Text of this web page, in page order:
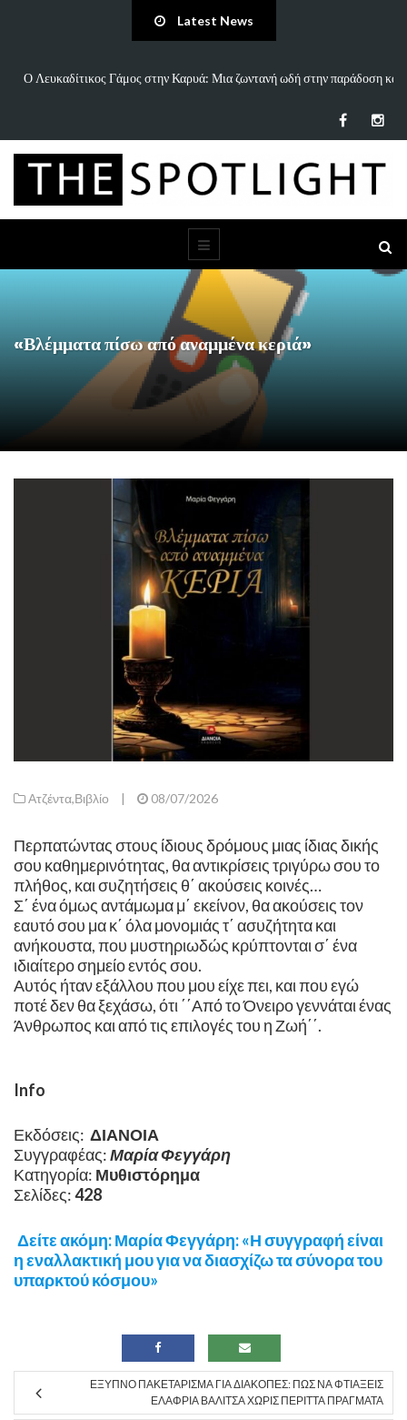
Latest News
«Άννα Είσαι Καλά;»: Το νέο τραγούδι του Δημήτρη Πανανάκη που σπάει
«Βλέμματα πίσω από αναμμένα κεριά»
Ατζέντα,Βιβλίο | 08/07/2026
Περπατώντας στους ίδιους δρόμους μιας ίδιας δικής
σου καθημερινότητας, θα αντικρίσεις τριγύρω σου το
πλήθος, και συζητήσεις θ΄ ακούσεις κοινές…
Σ΄ ένα όμως αντάμωμα μ΄ εκείνον, θα ακούσεις τον
εαυτό σου μα κ΄ όλα μονομιάς τ΄ ασυζήτητα και
ανήκουστα, που μυστηριωδώς κρύπτονται σ΄ ένα
ιδιαίτερο σημείο εντός σου.
Αυτός ήταν εξάλλου που μου είχε πει, και που εγώ
ποτέ δεν θα ξεχάσω, ότι ΄΄Από το Όνειρο γεννάται ένας
Άνθρωπος και από τις επιλογές του η Ζωή΄΄.
Info
Εκδόσεις: ΔΙΑΝΟΙΑ
Συγγραφέας:Μαρία Φεγγάρη
Κατηγορία: Μυθιστόρημα
Σελίδες:428
Δείτε ακόμη: Μαρία Φεγγάρη: «Η συγγραφή είναι
η εναλλακτική μου για να διασχίζω τα σύνορα του
υπαρκτού κόσμου»
ΈΞΥΠΝΟ ΠΑΚΕΤΆΡΙΣΜΑ ΓΙΑ ΔΙΑΚΟΠΈΣ: ΠΏΣ ΝΑ ΦΤΙΆΞΕΙΣ
ΕΛΑΦΡΙΆ ΒΑΛΊΤΣΑ ΧΩΡΊΣ ΠΕΡΙΤΤΆ ΠΡΆΓΜΑΤΑ